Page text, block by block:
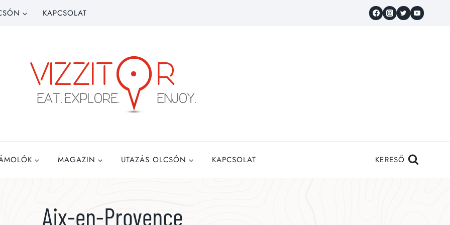
KAPCSOLAT
MAGAZIN UTAZÁS OLCSÓN KAPCSOLAT KERESŐ
Aix-en-Provence